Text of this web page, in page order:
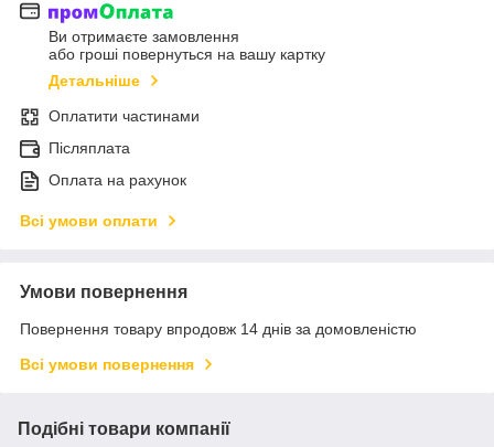
Ви отримаєте замовлення
або гроші повернуться на вашу картку
Детальніше
Оплатити частинами
Післяплата
Оплата на рахунок
Всі умови оплати
Умови повернення
Повернення товару впродовж 14 днів за домовленістю
Всі умови повернення
Подібні товари компанії